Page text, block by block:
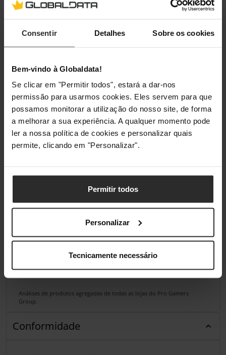
Consentir Detalhes Sobre os cookies
Bem-vindo à Globaldata!
Se clicar em "Permitir todos", estará a dar-nos
permissão para usarmos cookies. Eles servem para que
possamos monitorar a utilização do nosso site, de forma
a melhorar a sua experiência. A qualquer momento pode
ler a nossa política de cookies e personalizar quais
permite, clicando em "Personalizar".
Permitir todos
Personalizar
Tecnicamente necessário
Análises de produtos agregadas de todas as lojas do Pro Gamers
Group.
Conformidade